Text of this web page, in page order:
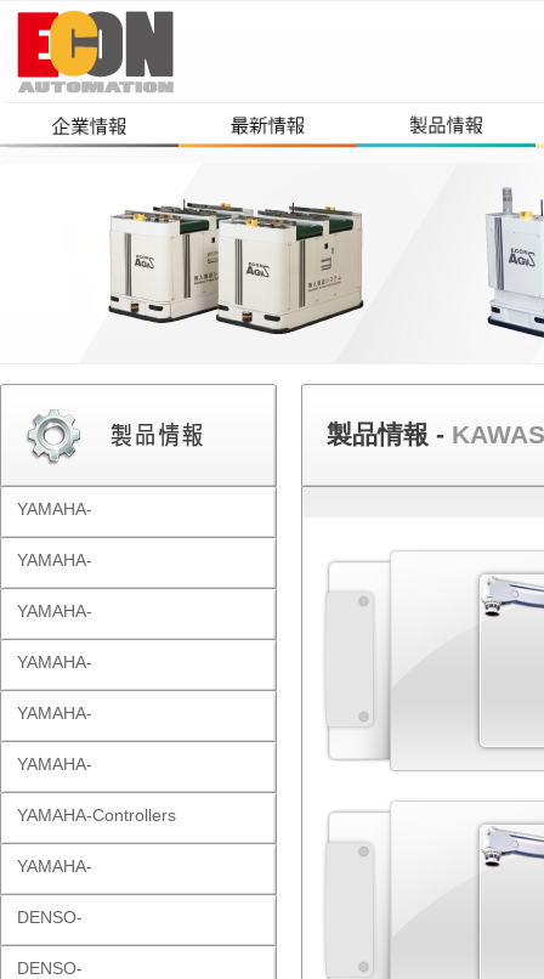
YAMAHA-
YAMAHA-
YAMAHA-
YAMAHA-
YAMAHA-
YAMAHA-
YAMAHA-Controllers
YAMAHA-
DENSO-
DENSO-
製品情報 -